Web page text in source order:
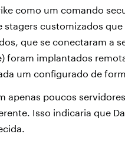
como um comando
stagers customizados que
que se conectaram a
foram implantados
um configurado de
apenas poucos
Isso indicaria que